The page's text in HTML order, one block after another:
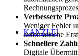
KANZLEI
Verbesserte
Weniger Fehler
automatische
Schnellere
Digitale